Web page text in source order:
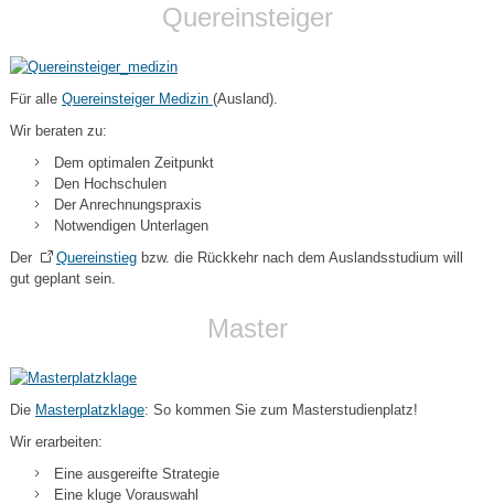
Quereinsteiger
Für alle Quereinsteiger Medizin (Ausland).
Wir beraten zu:
Dem optimalen Zeitpunkt
Den Hochschulen
Der Anrechnungspraxis
Notwendigen Unterlagen
Der
Quereinstiegbzw. die Rückkehr nach dem Auslandsstudium will
gut geplant sein.
Master
Die Masterplatzklage: So kommen Sie zum Masterstudienplatz!
Wir erarbeiten:
Eine ausgereifte Strategie
Eine kluge Vorauswahl